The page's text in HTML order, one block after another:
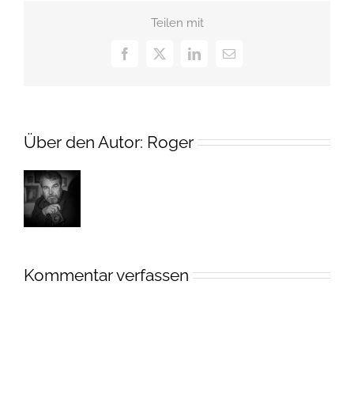
Teilen mit
Facebook
X LinkedIn
E-
Über den Autor: Roger
Kommentar verfassen